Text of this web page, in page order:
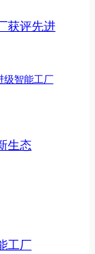
级智能工厂